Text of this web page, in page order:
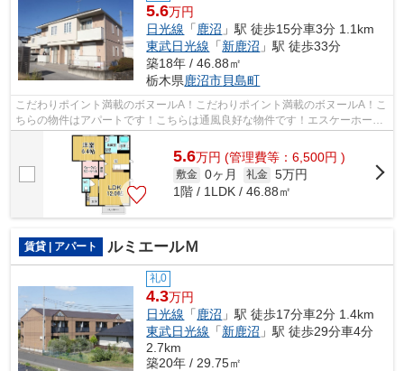
5.6万円
日光線 「 鹿沼 」駅 徒歩15分車3分 1.1km
東武日光線 「新鹿沼 」駅 徒歩33分
築18年 / 46.88㎡
栃木県鹿沼市貝島町
こだわりポイント満載のボヌールA！こだわりポイント満載のボヌールA！こ
ちらの物件はアパートです！こちらは通風良好な物件です！エスケーホーム
スタッフが不動産に関してのご質問を...
5.6万円 (管理費等：6,500円 )
敷金 0ヶ月 礼金 5万円
1階 / 1LDK / 46.88㎡
賃貸 | アパート ルミエールＭ
礼0
4.3万円
日光線 「鹿沼 」駅 徒歩17分車2分 1.4km
東武日光線 「新鹿沼 」駅 徒歩29分車4分
2.7km
築20年 / 29.75㎡